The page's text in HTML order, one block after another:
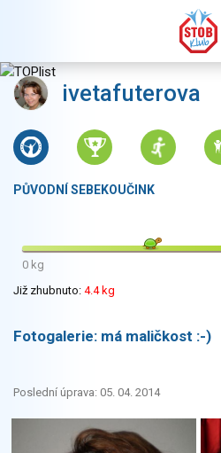
ivetafuterova
PŮVODNÍ SEBEKOUČINK
0 kg
Již zhubnuto: 4.4 kg
Fotogalerie: má maličkost :-)
Poslední úprava: 05. 04. 2014